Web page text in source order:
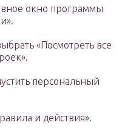
окно программы
«Посмотреть все
персональный
и действия».